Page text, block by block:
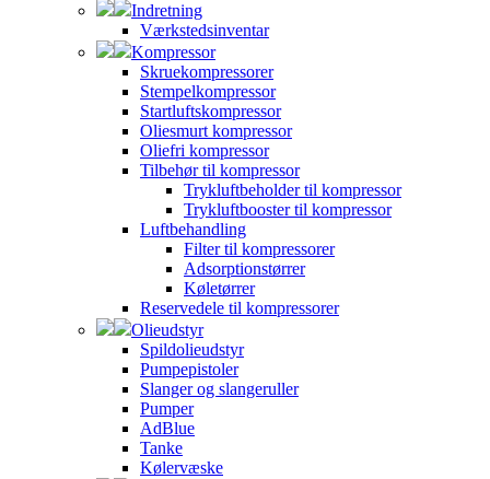
Indretning
Værkstedsinventar
Kompressor
Skruekompressorer
Stempelkompressor
Startluftskompressor
Oliesmurt kompressor
Oliefri kompressor
Tilbehør til kompressor
Trykluftbeholder til kompressor
Trykluftbooster til kompressor
Luftbehandling
Filter til kompressorer
Adsorptionstørrer
Køletørrer
Reservedele til kompressorer
Olieudstyr
Spildolieudstyr
Pumpepistoler
Slanger og slangeruller
Pumper
AdBlue
Tanke
Kølervæske